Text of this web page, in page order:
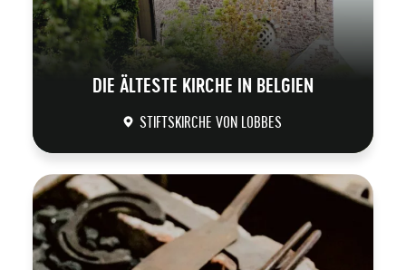
DIE ÄLTESTE KIRCHE IN BELGIEN
STIFTSKIRCHE VON LOBBES